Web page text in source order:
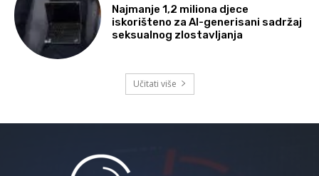
Najmanje 1,2 miliona djece
iskorišteno za AI-generisani sadržaj
seksualnog zlostavljanja
Učitati više